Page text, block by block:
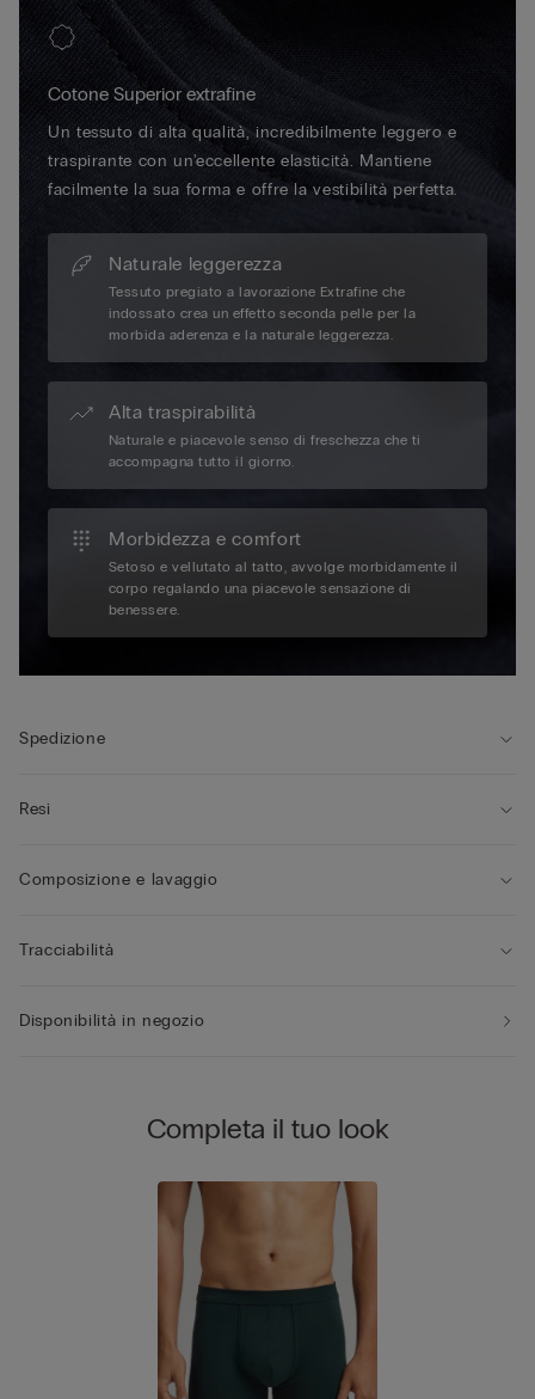
Cotone Superior extrafine
Un tessuto di alta qualità, incredibilmente leggero e
traspirante con un'eccellente elasticità. Mantiene
facilmente la sua forma e offre la vestibilità perfetta.
Naturale leggerezza
Tessuto pregiato a lavorazione Extrafine che
indossato crea un effetto seconda pelle per la
morbida aderenza e la naturale leggerezza.
Alta traspirabilità
Naturale e piacevole senso di freschezza che ti
accompagna tutto il giorno.
Morbidezza e comfort
Setoso e vellutato al tatto, avvolge morbidamente il
corpo regalando una piacevole sensazione di
benessere.
Spedizione
Resi
Composizione e lavaggio
Tracciabilità
Disponibilità in negozio
Completa il tuo look